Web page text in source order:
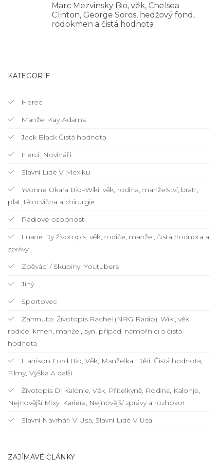
Marc Mezvinsky Bio, věk, Chelsea
Clinton, George Soros, hedžový fond,
rodokmen a čistá hodnota
KATEGORIE
Herec
Manžel Kay Adams
Jack Black Čistá hodnota
Herci, Novináři
Slavní Lidé V Mexiku
Yvonne Okara Bio–Wiki, věk, rodina, manželství, bratr,
plat, tělocvična a chirurgie.
Rádiové osobnosti
Luane Dy životopis, věk, rodiče, manžel, čistá hodnota a
zprávy
Zpěváci / Skupiny, Youtubers
Jiný
Sportovec
Zahrnuto: Životopis Rachel (NRG Radio), Wiki, věk,
rodiče, kmen, manžel, syn, případ, námořníci a čistá
hodnota
Harrison Ford Bio, Věk, Manželka, Děti, Čistá hodnota,
Filmy, Výška A další
Životopis Dj Kalonje, Věk, Přítelkyně, Rodina, Kalonje,
Nejnovější Mixy, Kariéra, Nejnovější zprávy a rozhovor
Slavní Návrháři V Usa, Slavní Lidé V Usa
ZAJÍMAVÉ ČLÁNKY